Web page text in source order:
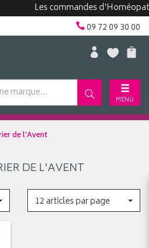
Les commandes
09 72 09 30 00
MENU
de l'Avent
DE L'AVENT
12 articles par page